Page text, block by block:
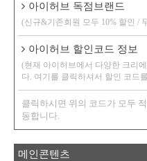
아이허브 독점브랜드
(신규&기존회원 모두 10% 할인 /
아이허브 할인코드 정보
(현재 아이허브에서 다양한 크리
다. 여기를 클릭하셔서 할인 코드
클릭하시면 위의 코드가 모두
동합니다.
메인콘텐츠